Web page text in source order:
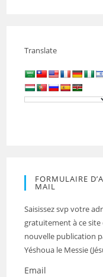
Translate
FORMULAIRE
MAIL
Saisissez svp votre
gratuitement à ce
nouvelle publication
Yéshoua le Messie
Email